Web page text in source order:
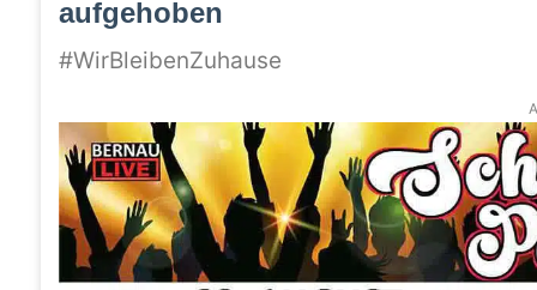
aufgehoben
#WirBleibenZuhause